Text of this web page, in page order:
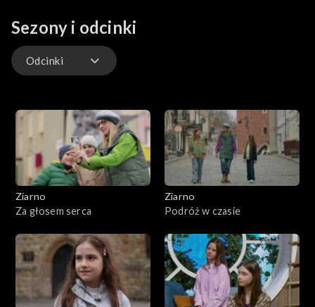
całym świecie!
Sezony i odcinki
Odcinki
Ziarno
Za głosem serca
Ziarno
Podróż w czasie